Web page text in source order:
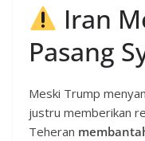
Iran
Pasang
Meski Trump
justru memberikan
Teheran